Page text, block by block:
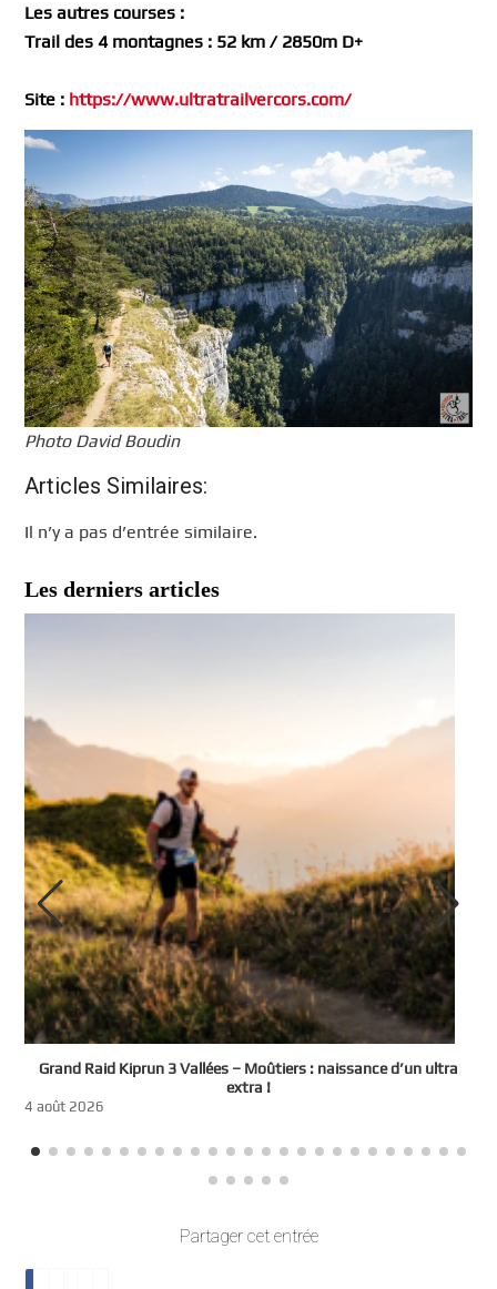
Les autres courses :
Trail des 4 montagnes : 52 km / 2850m D+
Site : https://www.ultratrailvercors.com/
Photo David Boudin
Articles Similaires:
Il n’y a pas d’entrée similaire.
Les derniers articles
Grand Raid Kiprun 3 Vallées – Moûtiers : naissance d’un ultra
extra !
4 août 2026
Partager cet entrée